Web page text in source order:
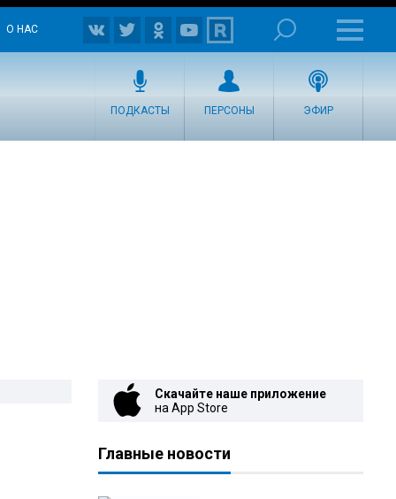
О НАС
ПОДКАСТЫ ПЕРСОНЫ ЭФИР
Скачайте наше приложение
на App Store
Главные новости